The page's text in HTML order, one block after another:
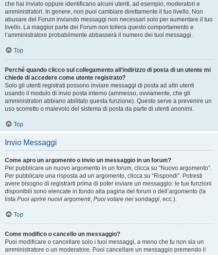
che hai inviato oppure identificano alcuni utenti, ad esempio, moderatori e
amministratori. In genere, non puoi cambiare direttamente il tuo livello. Non
abusare del Forum inviando messaggi non necessari solo per aumentare il tuo
livello. La maggior parte dei Forum non tollera questo comportamento e
l’amministratore probabilmente abbasserà il numero dei tuoi messaggi.
Top
Perché quando clicco sul collegamento all’indirizzo di posta di un utente mi
chiede di accedere come utente registrato?
Solo gli utenti registrati possono inviare messaggi di posta ad altri utenti
usando il modulo di invio posta interno (ammesso, ovviamente, che gli
amministratori abbiano abilitato questa funzione). Questo serve a prevenire un
uso scorretto o malevolo del sistema di posta da parte di utenti anonimi.
Top
Invio Messaggi
Come apro un argomento o invio un messaggio in un forum?
Per pubblicare un nuovo argomento in un forum, clicca su “Nuovo argomento”.
Per pubblicare una risposta ad un argomento, clicca su “Rispondi”. Potresti
avere bisogno di registrarti prima di poter inviare un messaggio: le tue funzioni
disponibili sono elencate in fondo alla pagina del forum o dell’argomento (la
lista Puoi aprire nuovi argomenti, Puoi votare nei sondaggi, ecc.).
Top
Come modifico o cancello un messaggio?
Puoi modificare o cancellare solo i tuoi messaggi, a meno che tu non sia un
amministratore o un moderatore. Puoi cancellare un messaggio premendo il